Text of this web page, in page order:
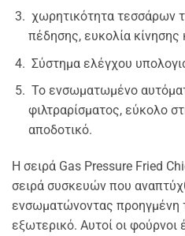
χωρητικότητα τεσσάρων
πέδησης, ευκολία κίνησης
Σύστημα ελέγχου
Το ενσωματωμένο
φιλτραρίσματος, εύκολο
αποδοτικό.
Η σειρά Gas Pressure Fried
σειρά συσκευών που
ενσωματώνοντας προηγμένη
εξωτερικό. Αυτοί οι φούρνοι